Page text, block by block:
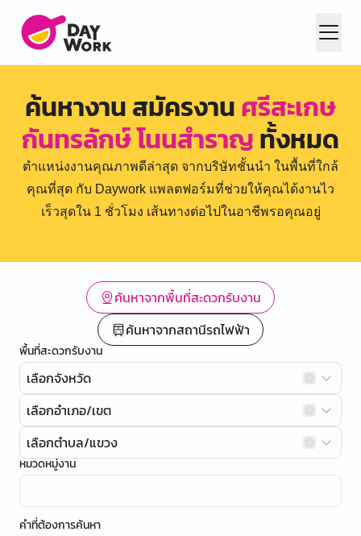
ค้นหางาน สมัครงานศรีสะเกษ
กันทรลักษ์ โนนสำราญทั้งหมด
ตำแหน่งงานคุณภาพดีล่าสุด จากบริษัทชั้นนำ ในพื้นที่ใกล้
คุณที่สุด กับ Daywork แพลตฟอร์มที่ช่วยให้คุณได้งานไว
เร็วสุดใน 1 ชั่วโมง เส้นทางต่อไปในอาชีพรอคุณอยู่
ค้นหาจากพื้นที่สะดวกรับงาน
ค้นหาจากสถานีรถไฟฟ้า
พื้นที่สะดวกรับงาน
เลือกจังหวัด
เลือกอำเภอ/เขต
เลือกตำบล/แขวง
หมวดหมู่งาน
คำที่ต้องการค้นหา